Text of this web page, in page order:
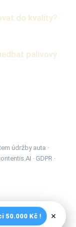
do kvality?
palivový
údržby auta ·
· GDPR ·
50.000 Kč ! ×